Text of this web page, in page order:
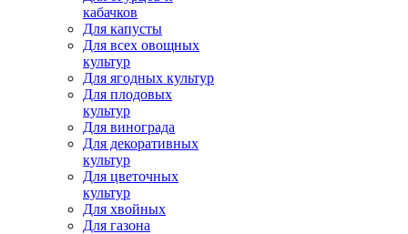
кабачков
Для капусты
Для всех овощных
культур
Для ягодных культур
Для плодовых
культур
Для винограда
Для декоративных
культур
Для цветочных
культур
Для хвойных
Для газона